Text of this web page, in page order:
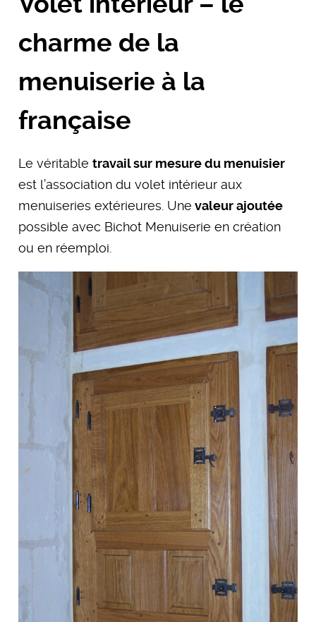
charme de la
menuiserie à la
française
Le véritabletravail sur mesure du menuisier
est l’association du volet intérieur aux
menuiseries extérieures. Une valeur ajoutée
possible avec Bichot Menuiserie en création
ou en réemploi.